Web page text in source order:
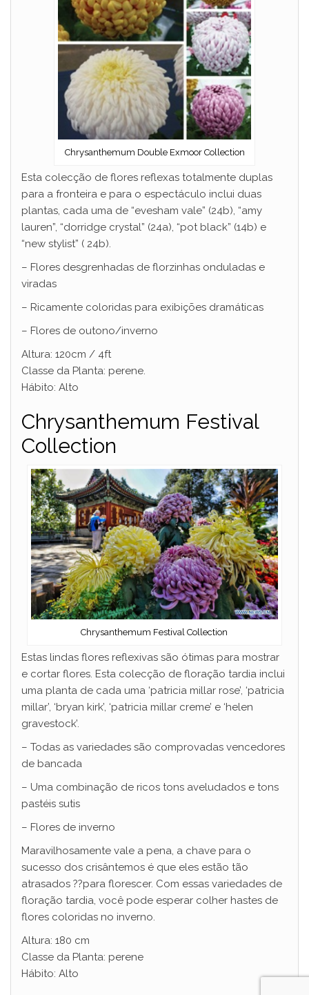
Chrysanthemum Double Exmoor Collection
Esta colecção de flores reflexas totalmente duplas
para a fronteira e para o espectáculo inclui duas
plantas, cada uma de “evesham vale” (24b), “amy
lauren”, “dorridge crystal” (24a), “pot black” (14b) e
“new stylist” ( 24b).
– Flores desgrenhadas de florzinhas onduladas e
viradas
– Ricamente coloridas para exibições dramáticas
– Flores de outono/inverno
Altura: 120cm / 4ft
Classe da Planta: perene.
Hábito: Alto
Chrysanthemum Festival
Collection
Chrysanthemum Festival Collection
Estas lindas flores reflexivas são ótimas para mostrar
e cortar flores. Esta colecção de floração tardia inclui
uma planta de cada uma ‘patricia millar rose’, ‘patricia
millar’, ‘bryan kirk’, ‘patricia millar creme’ e ‘helen
gravestock’.
– Todas as variedades são comprovadas vencedores
de bancada
– Uma combinação de ricos tons aveludados e tons
pastéis sutis
– Flores de inverno
Maravilhosamente vale a pena, a chave para o
sucesso dos crisântemos é que eles estão tão
atrasados ??para florescer. Com essas variedades de
floração tardia, você pode esperar colher hastes de
flores coloridas no inverno.
Altura: 180 cm
Classe da Planta: perene
Hábito: Alto